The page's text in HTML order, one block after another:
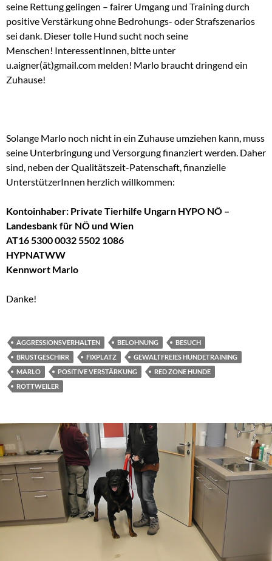
seine Rettung gelingen – fairer Umgang und Training durch
positive Verstärkung ohne Bedrohungs- oder Strafszenarios
sei dank. Dieser tolle Hund sucht noch seine
Menschen! InteressentInnen, bitte unter
u.aigner(ät)gmail.com melden! Marlo braucht dringend ein
Zuhause!
Solange Marlo noch nicht in ein Zuhause umziehen kann, muss
seine Unterbringung und Versorgung finanziert werden. Daher
sind, neben der Qualitätszeit-Patenschaft, finanzielle
UnterstützerInnen herzlich willkommen:
Kontoinhaber: Private Tierhilfe Ungarn HYPO NÖ –
Landesbank für NÖ und Wien
AT16 5300 0032 5502 1086
HYPNATWW
Kennwort Marlo
Danke!
AGGRESSIONSVERHALTEN BELOHNUNG
BESUCH
BRUSTGESCHIRR
FIXPLATZ
GEWALTFREIES HUNDETRAINING
MARLO
POSITIVE VERSTÄRKUNG
RED ZONE HUNDE
ROTTWEILER